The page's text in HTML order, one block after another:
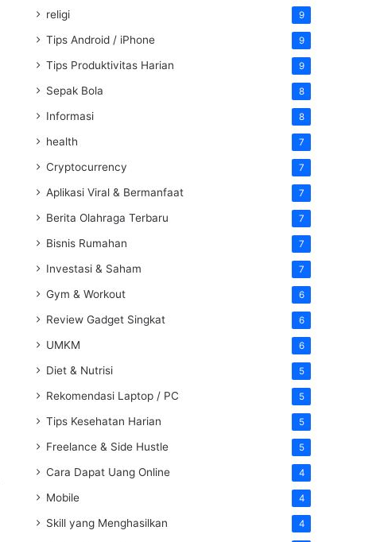
religi 9
Tips Android / iPhone 9
Tips Produktivitas Harian 9
Sepak Bola 8
Informasi 8
health 7
Cryptocurrency 7
Aplikasi Viral & Bermanfaat 7
Berita Olahraga Terbaru 7
Bisnis Rumahan 7
Investasi & Saham 7
Gym & Workout 6
Review Gadget Singkat 6
UMKM 6
Diet & Nutrisi 5
Rekomendasi Laptop / PC 5
Tips Kesehatan Harian 5
Freelance & Side Hustle 5
Cara Dapat Uang Online 4
Mobile 4
Skill yang Menghasilkan 4